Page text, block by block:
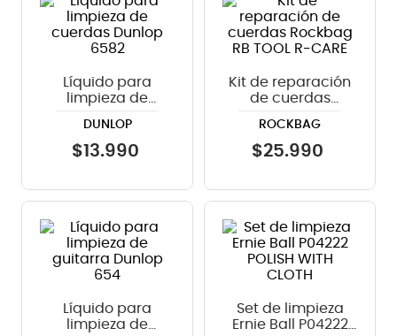
Líquido para
limpieza de
6582
DUNLOP
$13.990
Kit de reparación
de cuerdas
R-CARE
ROCKBAG
$25.990
Líquido para
limpieza de
Set de limpieza
Ernie Ball P04222
micrófono
violin